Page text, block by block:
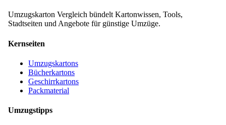
Umzugskarton Vergleich bündelt Kartonwissen, Tools,
Stadtseiten und Angebote für günstige Umzüge.
Kernseiten
Umzugskartons
Bücherkartons
Geschirrkartons
Packmaterial
Umzugstipps